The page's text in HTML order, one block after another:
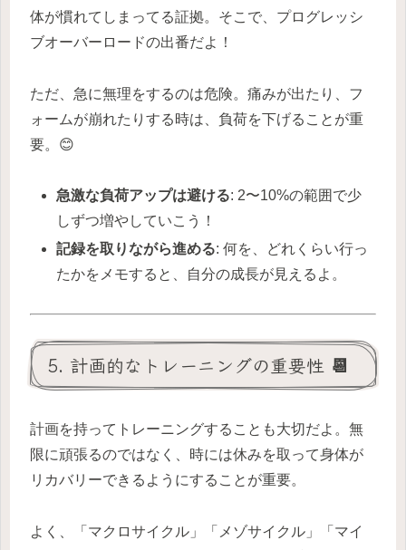
体が慣れてしまってる証拠。そこで、プログレッシ
ブオーバーロードの出番だよ！
ただ、急に無理をするのは危険。痛みが出たり、フ
ォームが崩れたりする時は、負荷を下げることが重
要。😊
急激な負荷アップは避ける: 2〜10%の範囲で少
しずつ増やしていこう！
記録を取りながら進める: 何を、どれくらい行っ
たかをメモすると、自分の成長が見えるよ。
5. 計画的なトレーニングの重要性 📆
計画を持ってトレーニングすることも大切だよ。無
限に頑張るのではなく、時には休みを取って身体が
リカバリーできるようにすることが重要。
よく、「マクロサイクル」「メゾサイクル」「マイ